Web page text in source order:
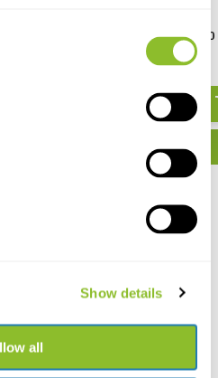
Show details
all
NHBS Planktonnet 300
Frame